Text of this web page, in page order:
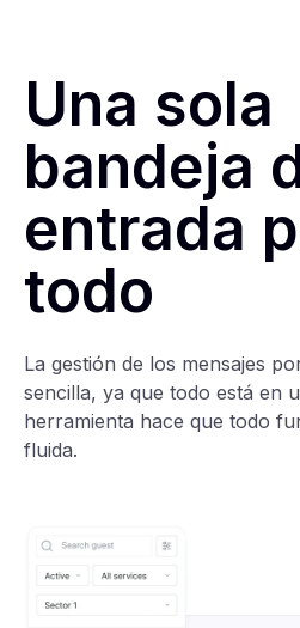
Una sola
bandeja
entrada
todo
La gestión de los mensajes
sencilla, ya que todo está en
herramienta hace que todo
fluida.